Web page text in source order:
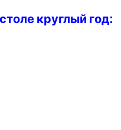
круглый год: